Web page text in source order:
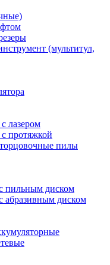
(мультитул,
лазером
протяжкой
пилы
пильным диском
диском